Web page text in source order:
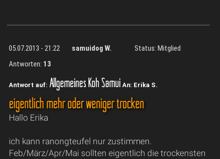
05.07.2013 - 21:22 samuidog W.
Status: Mitglied
Antworten: 13
Antwort auf: Allgemeines Koh Samui An: Erika S.
eigentlich mehr oder weniger trocken
Hallo Erika
ich kann ranongteufel nur zustimmen.
Feb/März/Apr/Mai sollten eigentlich die trockensten